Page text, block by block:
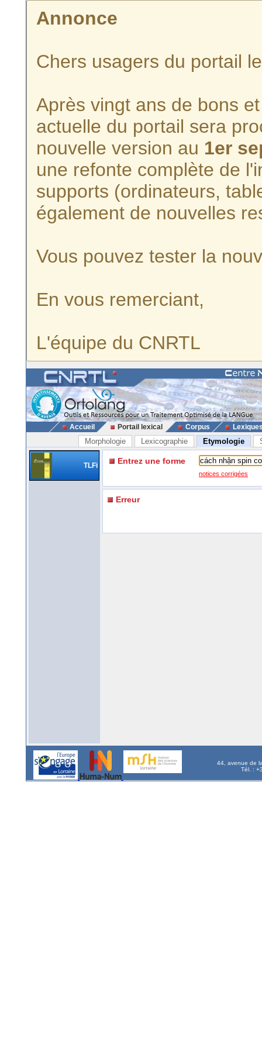
Annonce
Chers usagers du portail
Après vingt ans de bons
actuelle du portail sera
nouvelle version au 1er
une refonte complète de
supports (ordinateurs,
également de nouvelles
Vous pouvez tester la
En vous remerciant,
L'équipe du CNRTL
Accueil Portail lexical Corpus
Morphologie Lexicographie Etymologie
TLFi Entrez une forme
notices corrigées
Erreur
44, avenue de
Tél. :